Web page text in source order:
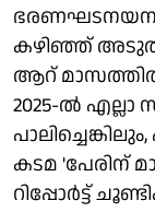
കഴിഞ്ഞ്
ആറ്
2025-ല്‍
കടമ 'പേരിന്
റിപ്പോര്‍ട്ട്